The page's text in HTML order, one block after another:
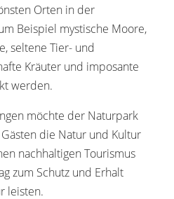
Orten in der
Beispiel mystische Moore,
seltene Tier- und
Kräuter und imposante
werden.
möchte der Naturpark
die Natur und Kultur
nachhaltigen Tourismus
zum Schutz und Erhalt
leisten.